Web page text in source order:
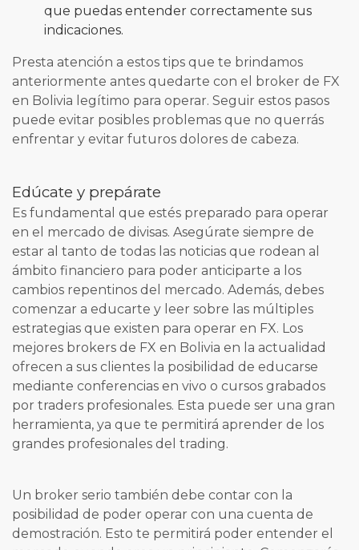
que puedas entender correctamente sus
indicaciones.
Presta atención a estos tips que te brindamos
anteriormente antes quedarte con el broker de FX
en Bolivia legítimo para operar. Seguir estos pasos
puede evitar posibles problemas que no querrás
enfrentar y evitar futuros dolores de cabeza.
Edúcate y prepárate
Es fundamental que estés preparado para operar
en el mercado de divisas. Asegúrate siempre de
estar al tanto de todas las noticias que rodean al
ámbito financiero para poder anticiparte a los
cambios repentinos del mercado. Además, debes
comenzar a educarte y leer sobre las múltiples
estrategias que existen para operar en FX. Los
mejores brokers de FX en Bolivia en la actualidad
ofrecen a sus clientes la posibilidad de educarse
mediante conferencias en vivo o cursos grabados
por traders profesionales. Esta puede ser una gran
herramienta, ya que te permitirá aprender de los
grandes profesionales del trading.
Un broker serio también debe contar con la
posibilidad de poder operar con una cuenta de
demostración. Esto te permitirá poder entender el